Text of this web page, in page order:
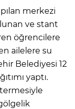
merkezi
ve stant
öğrencilere
ailelere su
Belediyesi 12
yaptı.